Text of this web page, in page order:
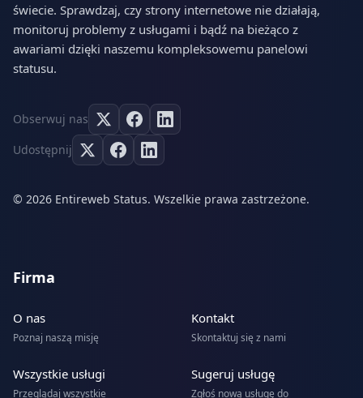
świecie. Sprawdzaj, czy strony internetowe nie działają,
monitoruj problemy z usługami i bądź na bieżąco z
awariami dzięki naszemu kompleksowemu panelowi
statusu.
Obserwuj nas
Udostępnij
© 2026 Entireweb Status. Wszelkie prawa zastrzeżone.
Firma
O nas
Poznaj naszą misję
Kontakt
Skontaktuj się z nami
Wszystkie usługi
Przeglądaj wszystkie
Sugeruj usługę
Zgłoś nową usługę do